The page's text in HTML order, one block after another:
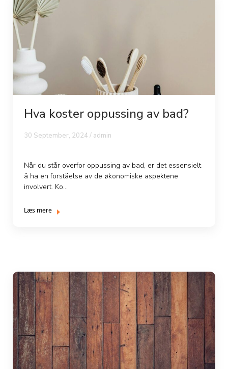
Hva koster oppussing av bad?
30 September, 2024 / admin
Når du står overfor oppussing av bad, er det essensielt
å ha en forståelse av de økonomiske aspektene
involvert. Ko...
Læs mere